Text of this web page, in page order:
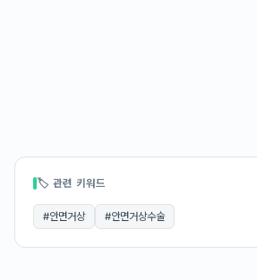
🏷 관련 키워드
#안면거상 #안면거상수술